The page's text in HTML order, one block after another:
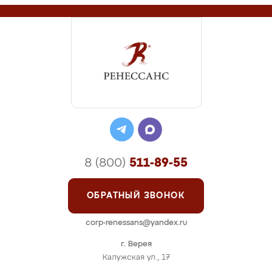
г. Верея
Калужская ул., 17
8 (800) 511-89-55
ОБРАТНЫЙ ЗВОНОК
corp-renessans@yandex.ru